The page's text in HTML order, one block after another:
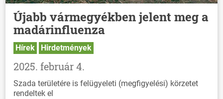
Újabb vármegyékben jelent meg a
madárinfluenza
Hírek Hirdetmények
2025. február 4.
Szada területére is felügyeleti (megfigyelési) körzetet
rendeltek el